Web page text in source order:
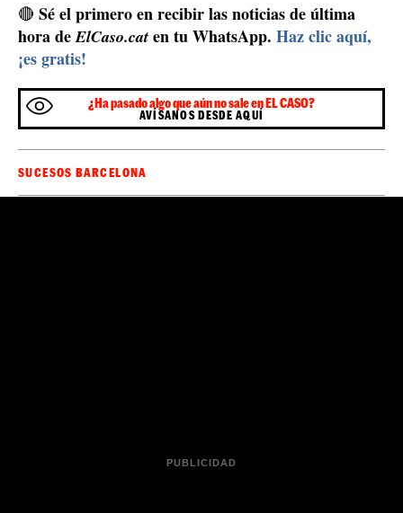
🔴 Sé el primero en recibir las noticias de última
hora deElCaso.cat en tu WhatsApp. Haz clic aquí,
¡es gratis!
¿Ha pasado algo que aún no sale en EL CASO?
AVÍSANOS DESDE AQUÍ
SUCESOS BARCELONA